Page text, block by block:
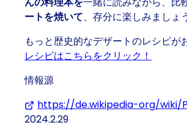
ートを焼いて、存分に楽しみましょ
もっと歴史的なデザートのレシピが
レシピはこちらをクリック！
情報源
https://de.wikipedia-org/wiki/
2024.2.29